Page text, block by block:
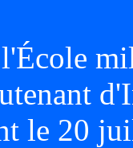
le 20